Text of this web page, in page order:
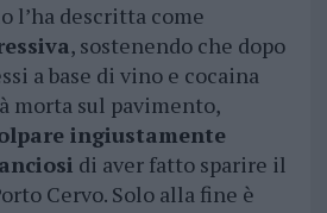
l’ha descritta come
, sostenendo che dopo
a base di vino e cocaina
morta sul pavimento,
ingiustamente
di aver fatto sparire il
Cervo. Solo alla fine è